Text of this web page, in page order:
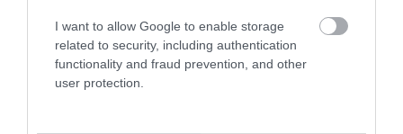
I want to allow Google to enable storage
related to security, including authentication
functionality and fraud prevention, and other
user protection.